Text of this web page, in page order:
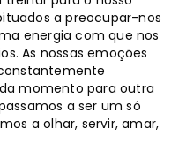
a preocupar-nos
energia com que nos
As nossas emoções
momento para outra
a ser um só
a olhar, servir, amar,